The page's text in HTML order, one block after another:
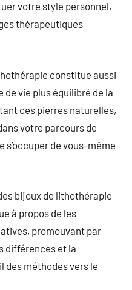
votre style personnel,
thérapeutiques
constitue aussi
de vie plus équilibré de la
ces pierres naturelles,
votre parcours de
s’occuper de vous-même
bijoux de lithothérapie
à propos de les
promouvant par
différences et la
des méthodes vers le